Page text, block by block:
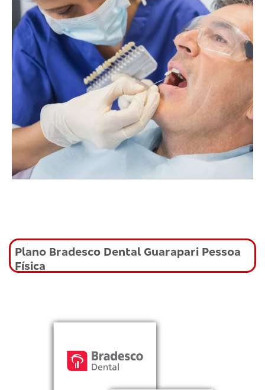
Plano Bradesco Dental Guarapari Pessoa
Física